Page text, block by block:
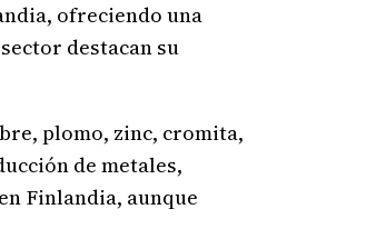
ofreciendo una
destacan su
plomo, zinc, cromita,
de metales,
Finlandia, aunque